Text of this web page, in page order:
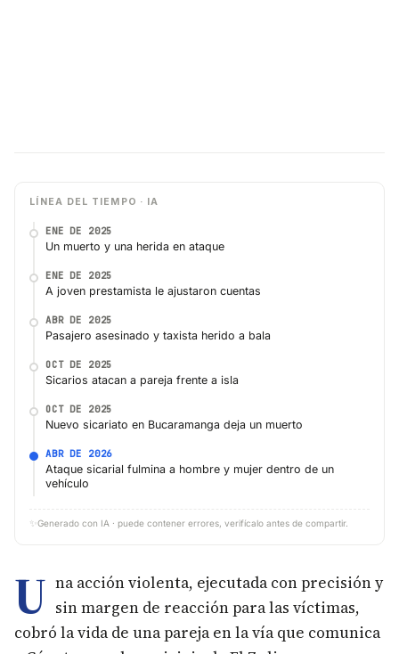
LÍNEA DEL TIEMPO · IA
ENE DE 2025
Un muerto y una herida en ataque
ENE DE 2025
A joven prestamista le ajustaron cuentas
ABR DE 2025
Pasajero asesinado y taxista herido a bala
OCT DE 2025
Sicarios atacan a pareja frente a isla
OCT DE 2025
Nuevo sicariato en Bucaramanga deja un muerto
ABR DE 2026
Ataque sicarial fulmina a hombre y mujer dentro de un
vehículo
✨ Generado con IA · puede contener errores, verifícalo antes de compartir.
U na acción violenta, ejecutada con precisión y
sin margen de reacción para las víctimas,
cobró la vida de una pareja en la vía que comunica